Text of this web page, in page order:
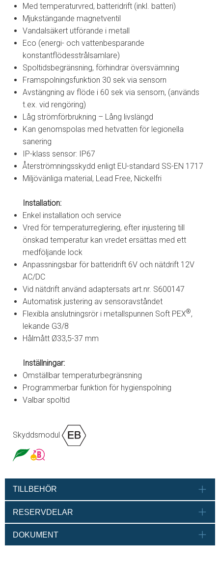
Med temperaturvred, batteridrift (inkl. batteri)
Mjukstängande magnetventil
Vandalsäkert utförande i metall
Eco (energi- och vattenbesparande
konstantflödesstrålsamlare)
Spoltidsbegränsning, förhindrar översvämning
Framspolningsfunktion 30 sek via sensorn
Avstängning av flöde i 60 sek via sensorn, (används
t.ex. vid rengöring)
Låg strömförbrukning – Lång livslängd
Kan genomspolas med hetvatten för legionella
sanering
IP-klass sensor: IP67
Återströmningsskydd enligt EU-standard SS-EN 1717
Miljövänliga material, Lead Free, Nickelfri
Installation:
Enkel installation och service
Vred för temperaturreglering, efter injustering till
önskad temperatur kan vredet ersättas med ett
medföljande lock
Anpassningsbar för batteridrift 6V och nätdrift 12V
AC/DC
Vid nätdrift använd adaptersats art.nr. S600147
Automatisk justering av sensoravståndet
Flexibla anslutningsrör i metallspunnen Soft PEX®,
lekande G3/8
Hålmått Ø33,5-37 mm
Inställningar:
Omställbar temperaturbegränsning
Programmerbar funktion för hygienspolning
Valbar spoltid
Skyddsmodul
TILLBEHÖR
RESERVDELAR
DOKUMENT